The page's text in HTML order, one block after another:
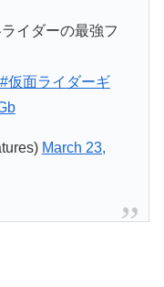
イダーの最強フ
#仮面ライダーギ
March 23,